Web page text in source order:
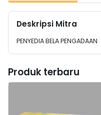
Deskripsi Mitra
PENYEDIA BELA PENGADAAN
Produk terbaru